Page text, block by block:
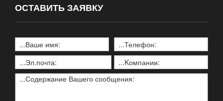
ОСТАВИТЬ ЗАЯВКУ